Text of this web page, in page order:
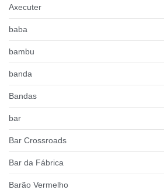
Axecuter
baba
bambu
banda
Bandas
bar
Bar Crossroads
Bar da Fábrica
Barão Vermelho